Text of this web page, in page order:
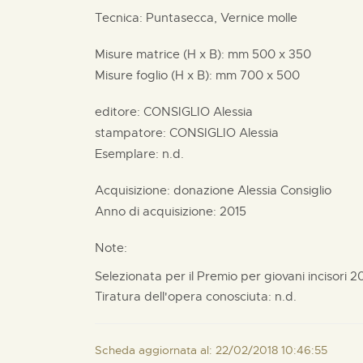
Tecnica: Puntasecca, Vernice molle
Misure matrice (H x B): mm 500 x 350
Misure foglio (H x B): mm 700 x 500
editore: CONSIGLIO Alessia
stampatore: CONSIGLIO Alessia
Esemplare: n.d.
Acquisizione: donazione Alessia Consiglio
Anno di acquisizione: 2015
Note:
Selezionata per il Premio per giovani incisori
Tiratura dell'opera conosciuta: n.d.
Scheda aggiornata al: 22/02/2018 10:46:55